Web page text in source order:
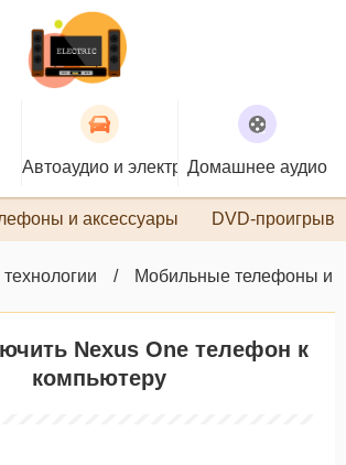
Автоаудио и электроникаДомашнее аудио
и аксессуары DVD-
Мобильные телефоны и
Nexus One телефон к
компьютеру